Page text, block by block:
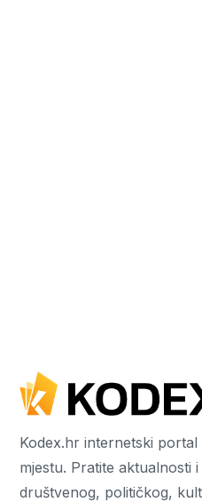
Kodex.hr internetski
mjestu. Pratite aktualnosti
društvenog, političkog,